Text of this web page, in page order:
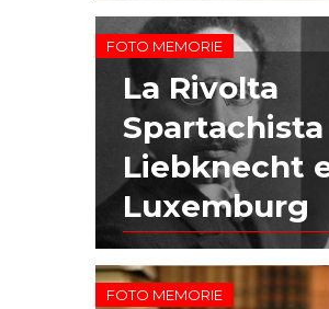
FOTO MEMORIE
La Rivolta
Liebknecht
Luxemburg
FOTO MEMORIE